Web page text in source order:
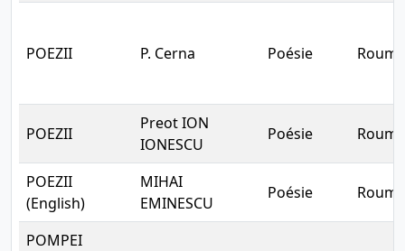
POEZII P. Cerna Poésie
POEZII
Preot ION
IONESCU
Poésie
POEZII
(English)
MIHAI
EMINESCU
Poésie
POMPEI